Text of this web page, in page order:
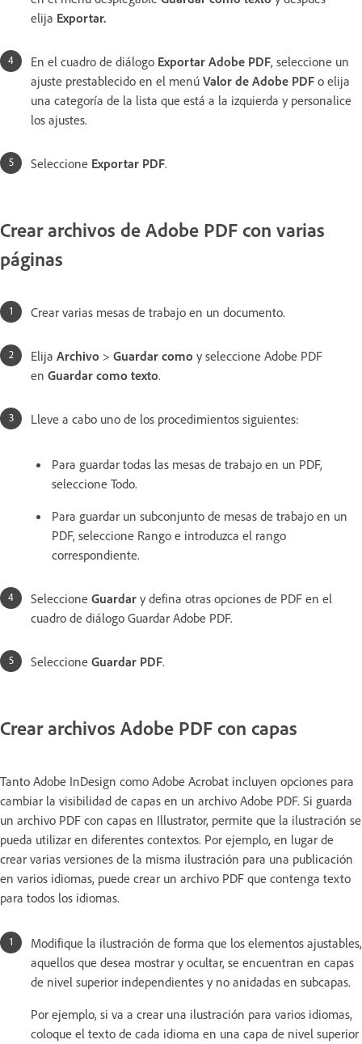
elija Exportar.
En el cuadro de diálogo Exportar Adobe PDF, seleccione un
ajuste prestablecido en el menú Valor de Adobe PDF o elija
una categoría de la lista que está a la izquierda y personalice
los ajustes.
Seleccione Exportar PDF.
Crear archivos de Adobe PDF con varias
páginas
Crear varias mesas de trabajo en un documento.
Elija Archivo > Guardar como y seleccione Adobe PDF
en Guardar como texto.
Lleve a cabo uno de los procedimientos siguientes:
Para guardar todas las mesas de trabajo en un PDF,
seleccione Todo.
Para guardar un subconjunto de mesas de trabajo en un
PDF, seleccione Rango e introduzca el rango
correspondiente.
Seleccione Guardar y defina otras opciones de PDF en el
cuadro de diálogo Guardar Adobe PDF.
Seleccione Guardar PDF.
Crear archivos Adobe PDF con capas
Tanto Adobe InDesign como Adobe Acrobat incluyen opciones para
cambiar la visibilidad de capas en un archivo Adobe PDF. Si guarda
un archivo PDF con capas en Illustrator, permite que la ilustración se
pueda utilizar en diferentes contextos. Por ejemplo, en lugar de
crear varias versiones de la misma ilustración para una publicación
en varios idiomas, puede crear un archivo PDF que contenga texto
para todos los idiomas.
Modifique la ilustración de forma que los elementos ajustables,
aquellos que desea mostrar y ocultar, se encuentran en capas
de nivel superior independientes y no anidadas en subcapas.
Por ejemplo, si va a crear una ilustración para varios idiomas,
coloque el texto de cada idioma en una capa de nivel superior